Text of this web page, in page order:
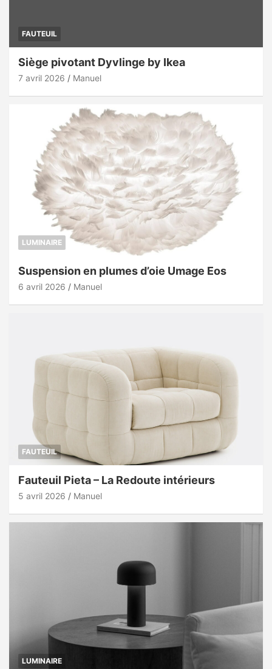
FAUTEUIL
Siège pivotant Dyvlinge by Ikea
7 avril 2026 Manuel
LUMINAIRE
Suspension en plumes d’oie Umage Eos
6 avril 2026 Manuel
FAUTEUIL
Fauteuil Pieta – La Redoute intérieurs
5 avril 2026 Manuel
LUMINAIRE